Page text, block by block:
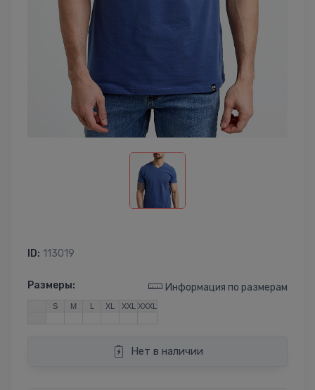
ID: 113019
Размеры: Информация по размерам
S M L XL XXL XXXL
Нет в наличии